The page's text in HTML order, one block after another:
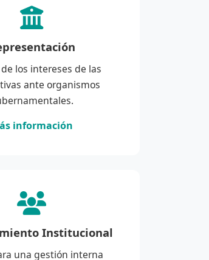
los intereses de las
ante organismos
información
Institucional
una gestión interna